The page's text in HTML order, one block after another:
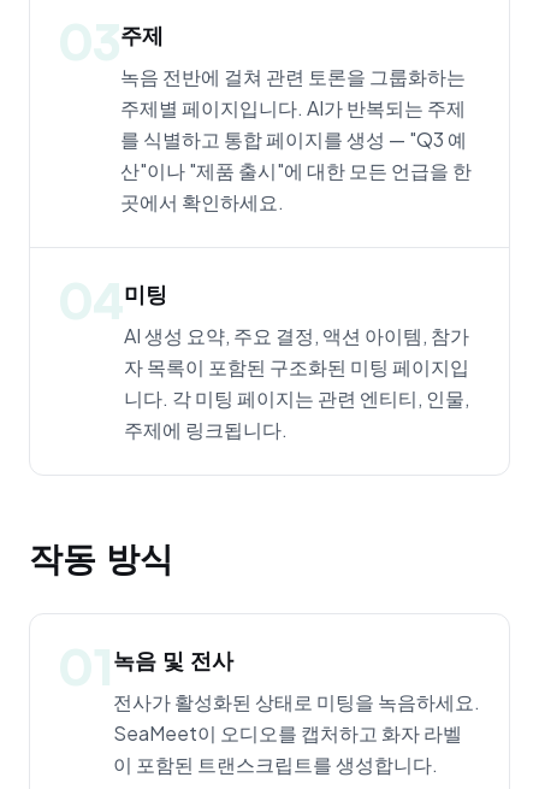
03주제
녹음 전반에 걸쳐 관련 토론을 그룹화하는
주제별 페이지입니다. AI가 반복되는 주제
를 식별하고 통합 페이지를 생성 — "Q3 예
산"이나 "제품 출시"에 대한 모든 언급을 한
곳에서 확인하세요.
04미팅
AI 생성 요약, 주요 결정, 액션 아이템, 참가
자 목록이 포함된 구조화된 미팅 페이지입
니다. 각 미팅 페이지는 관련 엔티티, 인물,
주제에 링크됩니다.
작동 방식
01녹음 및 전사
전사가 활성화된 상태로 미팅을 녹음하세요.
SeaMeet이 오디오를 캡처하고 화자 라벨
이 포함된 트랜스크립트를 생성합니다.